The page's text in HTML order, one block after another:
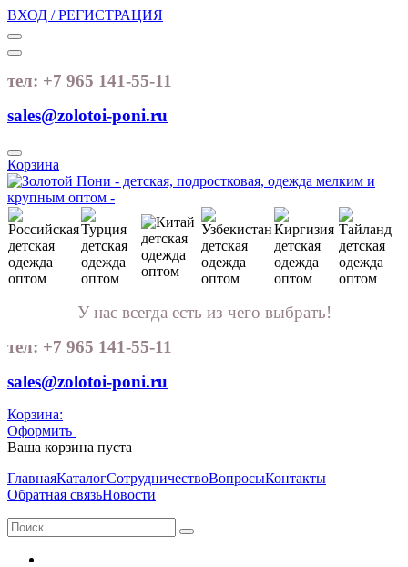
ВХОД / РЕГИСТРАЦИЯ
тел: +7 965 141-55-11
sales@zolotoi-poni.ru
Корзина
У нас всегда есть из чего выбрать!
тел: +7 965 141-55-11
sales@zolotoi-poni.ru
Корзина:
Оформить
Ваша корзина пуста
ГлавнаяКаталогСотрудничествоВопросыКонтакты
Обратная связьНовости